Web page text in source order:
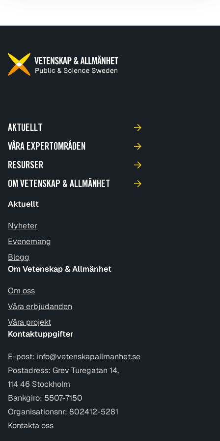
AKTUELLT
VÅRA EXPERTOMRÅDEN
RESURSER
OM VETENSKAP & ALLMÄNHET
Aktuellt
Nyheter
Evenemang
Blogg
Om Vetenskap & Allmänhet
Om oss
Våra erbjudanden
Våra projekt
Kontaktuppgifter
E-post: info@vetenskapallmanhet.se
Postadress: Grev Turegatan 14,
114 46 Stockholm
Bankgiro: 5507-7150
Organisationsnr: 802412-5281
Kontakta oss